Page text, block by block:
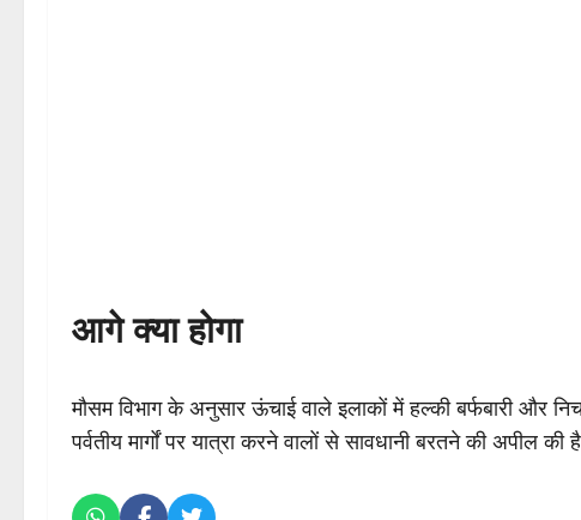
आगे क्या होगा
मौसम विभाग के अनुसार ऊंचाई वाले इलाकों में हल्की बर्फबारी और
पर्वतीय मार्गों पर यात्रा करने वालों से सावधानी बरतने की अपील की